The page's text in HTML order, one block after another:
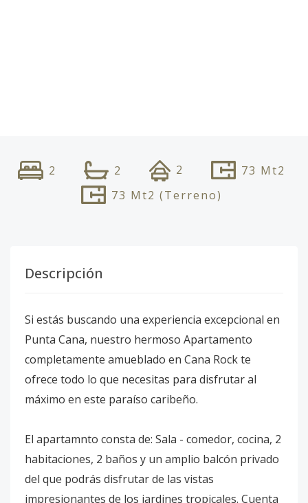
2 2 2 73 Mt2
73 Mt2 (Terreno)
Descripción
Si estás buscando una experiencia excepcional en
Punta Cana, nuestro hermoso Apartamento
completamente amueblado en Cana Rock te
ofrece todo lo que necesitas para disfrutar al
máximo en este paraíso caribeño.
El apartamnto consta de: Sala - comedor, cocina, 2
habitaciones, 2 baños y un amplio balcón privado
del que podrás disfrutar de las vistas
impresionantes de los jardines tropicales. Cuenta